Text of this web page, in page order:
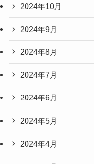
2024年10月
2024年9月
2024年8月
2024年7月
2024年6月
2024年5月
2024年4月